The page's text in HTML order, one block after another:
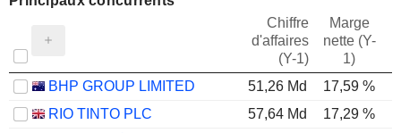
Chiffre
d'affaires
(Y-1)
Marge
nette (Y-
1)
BHP GROUP LIMITED 51,26 Md 17,59 %
RIO TINTO PLC
57,64 Md 17,29 %